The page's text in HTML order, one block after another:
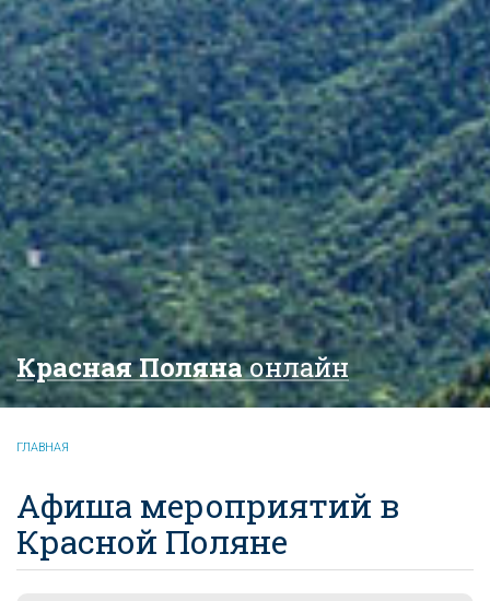
Красная Полянаонлайн
ГЛАВНАЯ
Афиша мероприятий в
Красной Поляне